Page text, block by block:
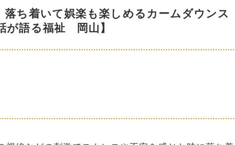
ち着いて娯楽も楽しめるカームダウンス
が語る福祉 岡山】